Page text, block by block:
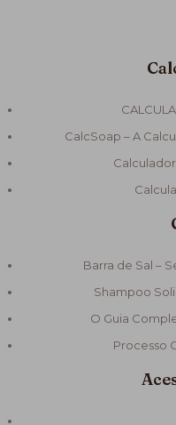
CalcSoap – A
Barra de Sal –
Shampoo
O Guia
Processo